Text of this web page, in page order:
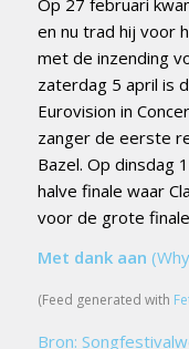
en nu trad hij voor
met de inzending
zaterdag 5 april is
Eurovision in
zanger de eerste
Bazel. Op dinsdag
halve finale waar
voor de grote
Met dank aan
(Feed generated with
Bron: